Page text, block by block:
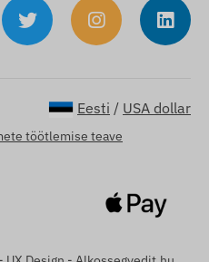
Eesti / USA dollar
töötlemise teave